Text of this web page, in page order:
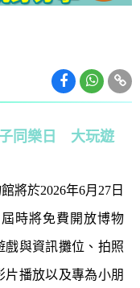
子同樂日 大玩遊
將於2026年6月27日
時將免費開放博物
戲與資訊攤位、拍照
片播放以及專為小朋